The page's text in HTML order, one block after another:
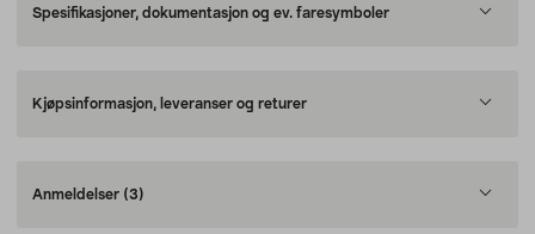
Spesifikasjoner, dokumentasjon og ev. faresymboler
Kjøpsinformasjon, leveranser og returer
Anmeldelser (3)